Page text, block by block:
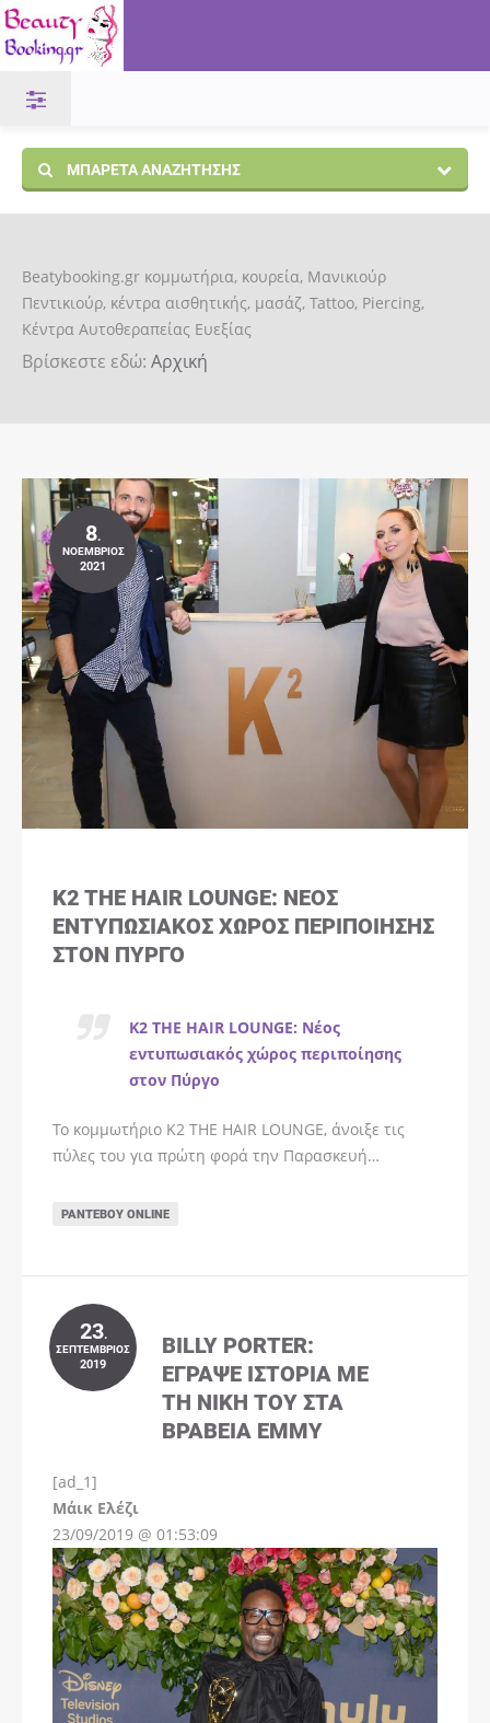
ΜΠΑΡΈΤΑ ΑΝΑΖΉΤΗΣΗΣ
Beatybooking.gr κομμωτήρια, κουρεία, Μανικιούρ
Πεντικιούρ, κέντρα αισθητικής, μασάζ, Tattoo, Piercing,
Κέντρα Αυτοθεραπείας Ευεξίας
Βρίσκεστε εδώ: Αρχική
8.
ΝΟΈΜΒΡΙΟΣ
2021
K2 THE HAIR LOUNGE: ΝΈΟΣ
ΕΝΤΥΠΩΣΙΑΚΌΣ ΧΏΡΟΣ ΠΕΡΙΠΟΊΗΣΗΣ
ΣΤΟΝ ΠΎΡΓΟ
K2 THE HAIR LOUNGE: Νέος
εντυπωσιακός χώρος περιποίησης
στον Πύργο
Το κομμωτήριο K2 THE HAIR LOUNGE, άνοιξε τις
πύλες του για πρώτη φορά την Παρασκευή…
ΡΑΝΤΕΒΟΎ ONLINE
23.
ΣΕΠΤΈΜΒΡΙΟΣ
2019
BILLY PORTER:
ΈΓΡΑΨΕ ΙΣΤΟΡΊΑ ΜΕ
ΤΗ ΝΊΚΗ ΤΟΥ ΣΤΑ
ΒΡΑΒΕΊΑ EMMY
[ad_1]
Μάικ ΕλέζιInstagram
23/09/2019 @ 01:53:09